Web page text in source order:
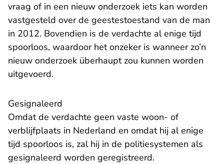
vraag of in een nieuw onderzoek iets kan worden
vastgesteld over de geestestoestand van de man
in 2012. Bovendien is de verdachte al enige tijd
spoorloos, waardoor het onzeker is wanneer zo’n
nieuw onderzoek überhaupt zou kunnen worden
uitgevoerd.
Gesignaleerd
Omdat de verdachte geen vaste woon- of
verblijfplaats in Nederland en omdat hij al enige
tijd spoorloos is, zal hij in de politiesystemen als
gesignaleerd worden geregistreerd.